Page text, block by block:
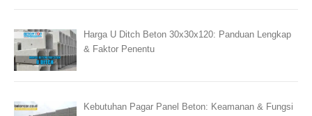
Harga U Ditch Beton 30x30x120: Panduan Lengkap
& Faktor Penentu
Kebutuhan Pagar Panel Beton: Keamanan & Fungsi